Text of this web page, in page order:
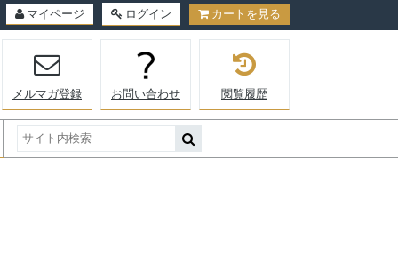
マイページ ログイン カートを見る
メルマガ登録 お問い合わせ 閲覧履歴